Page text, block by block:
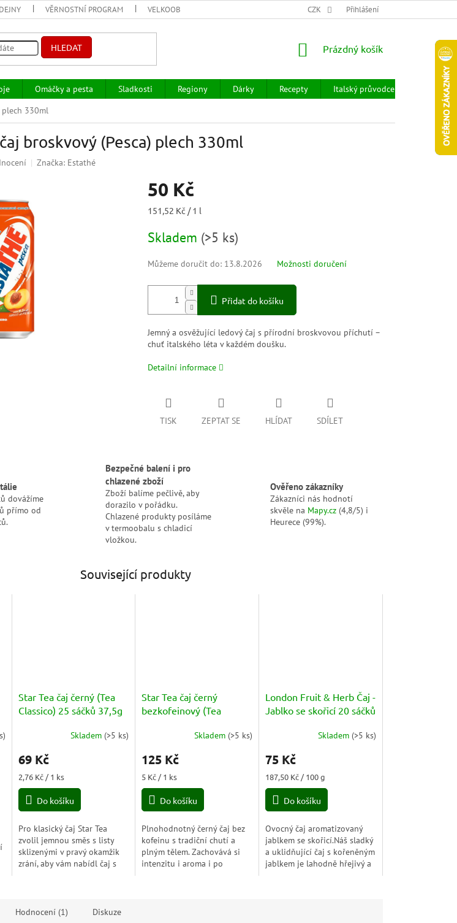
VĚRNOSTNÍ PROGRAM VELKOOBCHOD HODNOCENÍ OBCHODU OBCHODNÍ PODMÍNKY
CZK Přihlášení
HLEDAT
NÁKUPNÍ
Prázdný košík
Omáčky a pesta Sladkosti Regiony Dárky Recepty Italský průvodce
Prodejny
plech 330ml
broskvový (Pesca) plech 330ml
Značka: Estathé
50 Kč
Měrná
151,52 Kč / 1 l
Skladem (>5 ks)
Můžeme doručit do: 13.8.2026 Možnosti doručení
Přidat do košíku
Jemný a osvěžující ledový čaj s přírodní broskvovou příchutí –
chuť italského léta v každém doušku.
Detailní informace
TISK ZEPTAT SE HLÍDAT SDÍLET
dovážíme
přímo od
Bezpečné balení i pro
chlazené zboží
Zboží balíme pečlivě, aby
dorazilo v pořádku.
Chlazené produkty posíláme
v termoobalu s chladicí
vložkou.
Ověřeno zákazníky
Zákazníci nás hodnotí
skvěle na Mapy.cz (4,8/5) i
Heurece (99%).
Související produkty
)
Star Tea čaj černý (Tea
Classico) 25 sáčků 37,5g
Skladem(>5 ks)
69 Kč
Měrná
cena:
2,76 Kč / 1 ks
Do košíku
Pro klasický čaj Star Tea
zvolil jemnou směs s listy
sklizenými v pravý okamžik
zrání, aby vám nabídl čaj s
Star Tea čaj černý
bezkofeinový (Tea
Skladem(>5 ks)
125 Kč
Měrná
cena:
5 Kč / 1 ks
Do košíku
Plnohodnotný černý čaj bez
kofeinu s tradiční chutí a
plným tělem. Zachovává si
intenzitu i aroma i po
London Fruit & Herb Čaj -
Jablko se skořicí 20 sáčků
produktu
5,0
5
Skladem(>5 ks)
75 Kč
Měrná
cena:
187,50 Kč / 100 g
Do košíku
Ovocný čaj aromatizovaný
jablkem se skořicí.Náš sladký
a uklidňující čaj s kořeněným
jablkem je lahodně hřejivý a
Hodnocení (1) Diskuze